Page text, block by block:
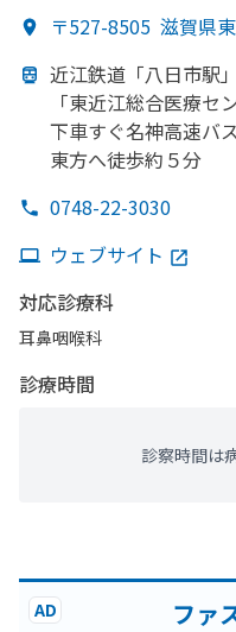
〒527-8505 滋賀県
近江鉄道 「八日市駅
「東近江総合医療セ
下車すぐ名神高速バ
東方へ徒歩約５分
0748-22-3030
ウェブサイト
対応診療科
耳鼻咽喉科
診療時間
診察時間は
AD ファ